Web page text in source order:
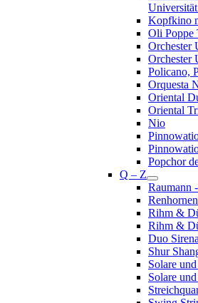
Kopfkino
Oli Poppe
Orchester
Orchester
Policano,
Orquesta
Oriental
Oriental
Nio
Popchor
Q – Z
Raumann
Renhornen
Rihm &
Rihm &
Duo
Shur
Solare
Solare